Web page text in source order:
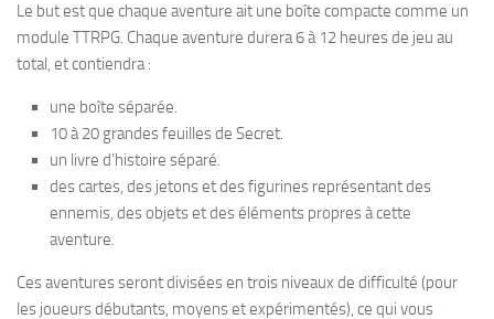
Le but est que chaque aventure ait une boîte compacte comme un
module TTRPG. Chaque aventure durera 6 à 12 heures de jeu au
total, et contiendra :
une boîte séparée.
10 à 20 grandes feuilles de Secret.
un livre d’histoire séparé.
des cartes, des jetons et des figurines représentant des
ennemis, des objets et des éléments propres à cette
aventure.
Ces aventures seront divisées en trois niveaux de difficulté (pour
les joueurs débutants, moyens et expérimentés), ce qui vous